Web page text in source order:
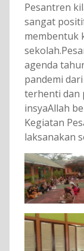
Pesantren
sangat
membentuk
agenda
pandemi
terhenti dan
insyaAllah
Kegiatan
laksanakan